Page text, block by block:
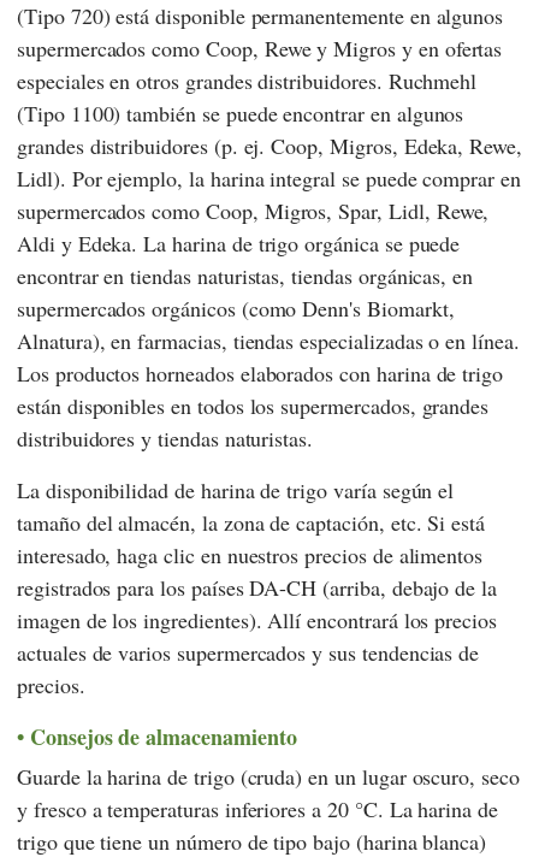
(Tipo 720) está disponible permanentemente en algunos
supermercados como Coop, ReweyMigros y en ofertas
especiales en otros grandes distribuidores. Ruchmehl
(Tipo 1100) también se puede encontrar en algunos
grandes distribuidores (p. ej.Coop,Migros, Edeka,Rewe,
Lidl). Por ejemplo, la harina integral se puede comprar en
supermercados como Coop, Migros,Spar, Lidl, Rewe,
Aldiy Edeka. La harina de trigo orgánica se puede
encontrar en tiendas naturistas, tiendas orgánicas, en
supermercados orgánicos (comoDenn's Biomarkt,
Alnatura), en farmacias, tiendas especializadas o en línea.
Los productos horneados elaborados con harina de trigo
están disponibles en todos los supermercados, grandes
distribuidores y tiendas naturistas.
La disponibilidad de harina de trigo varía según el
tamaño del almacén, la zona de captación, etc. Si está
interesado, haga clic en nuestros precios de alimentos
registrados para los países DA-CH (arriba, debajo de la
imagen de los ingredientes). Allí encontrará los precios
actuales de varios supermercados y sus tendencias de
precios.
Consejos de almacenamiento
Guarde la harina de trigo (cruda) en un lugar oscuro, seco
y fresco a temperaturas inferiores a 20 °C. La harina de
trigo que tiene un número de tipo bajo (harina blanca)